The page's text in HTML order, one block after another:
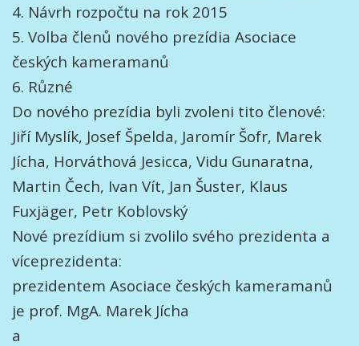
4. Návrh rozpočtu na rok 2015
5. Volba členů nového prezídia Asociace
českých kameramanů
6. Různé
Do nového prezídia byli zvoleni tito členové:
Jiří Myslík, Josef Špelda, Jaromír Šofr, Marek
Jícha, Horváthová Jesicca, Vidu Gunaratna,
Martin Čech, Ivan Vít, Jan Šuster, Klaus
Fuxjäger, Petr Koblovský
Nové prezídium si zvolilo svého prezidenta a
víceprezidenta:
prezidentem Asociace českých kameramanů
je prof. MgA. Marek Jícha
a